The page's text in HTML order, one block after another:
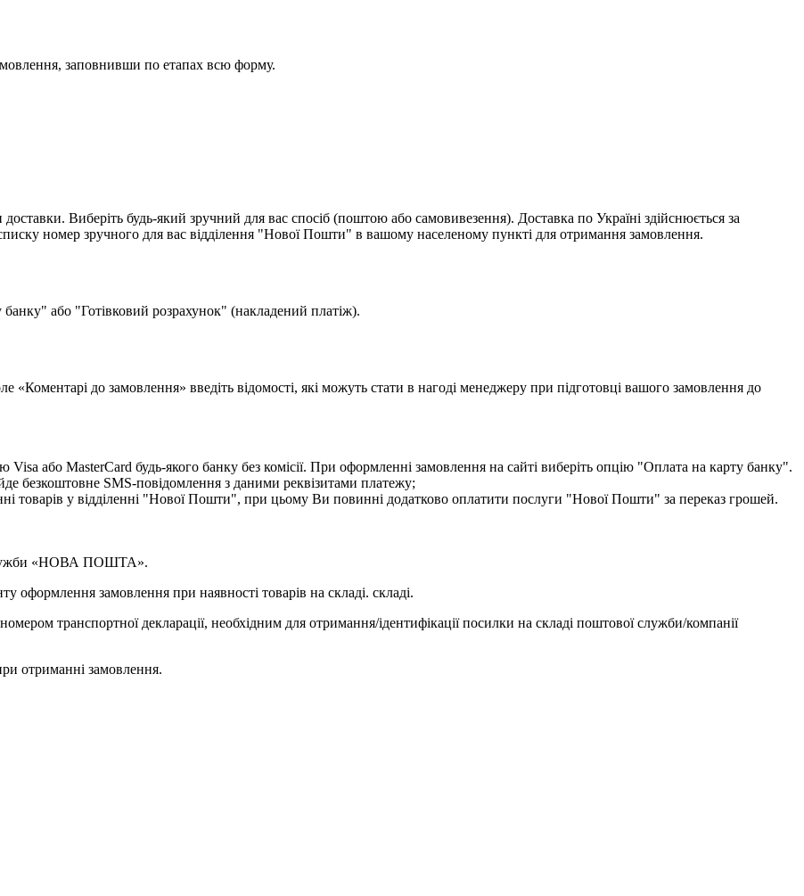
заповнивши по етапах всю форму.
Виберіть будь-який зручний для вас спосіб (поштою або самовивезення). Доставка по Україні здійснюється за
номер зручного для вас відділення "Нової Пошти" в вашому населеному пункті для отримання замовлення.
або "Готівковий розрахунок" (накладений платіж).
«Коментарі до замовлення» введіть відомості, які можуть стати в нагоді менеджеру при підготовці вашого замовлення до
або MasterCard будь-якого банку без комісії. При оформленні замовлення на сайті виберіть опцію "Оплата на карту банку".
безкоштовне SMS-повідомлення з даними реквізитами платежу;
товарів у відділенні "Нової Пошти", при цьому Ви повинні додатково оплатити послуги "Нової Пошти" за переказ грошей.
служби «НОВА ПОШТА».
оформлення замовлення при наявності товарів на складі. складі.
транспортної декларації, необхідним для отримання/ідентифікації посилки на складі поштової служби/компанії
отриманні замовлення.